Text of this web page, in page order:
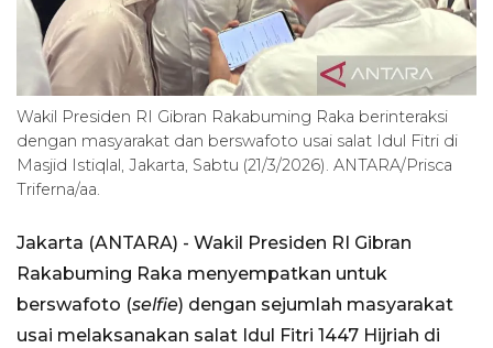
Wakil Presiden RI Gibran Rakabuming Raka berinteraksi
dengan masyarakat dan berswafoto usai salat Idul Fitri di
Masjid Istiqlal, Jakarta, Sabtu (21/3/2026). ANTARA/Prisca
Triferna/aa.
Jakarta (ANTARA) - Wakil Presiden RI Gibran
Rakabuming Raka menyempatkan untuk
berswafoto (selfie) dengan sejumlah masyarakat
usai melaksanakan salat Idul Fitri 1447 Hijriah di